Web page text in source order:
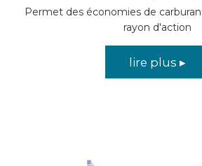
Permet des économies de
rayon d'action
lire plus ▸